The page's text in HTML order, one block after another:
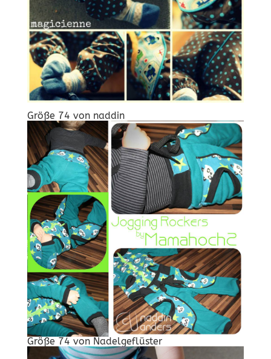
Größe 74 von naddin
Größe 74 vonNadelgeflüster